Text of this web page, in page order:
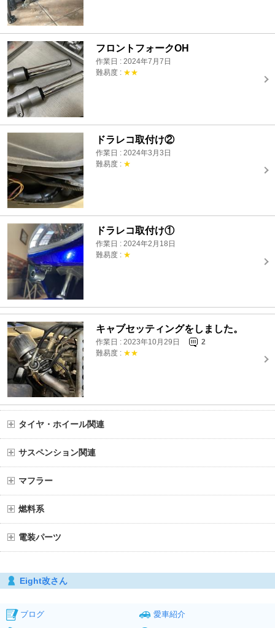
フロントフォークOH
作業日 : 2024年7月7日
難易度 : ★★
ドラレコ取付け②
作業日 : 2024年3月3日
難易度 : ★
ドラレコ取付け①
作業日 : 2024年2月18日
難易度 : ★
キャブセッティングをしました。
作業日 : 2023年10月29日
2
難易度 : ★★
タイヤ・ホイール関連
サスペンション関連
マフラー
燃料系
電装パーツ
Eight改さん
ブログ 愛車紹介